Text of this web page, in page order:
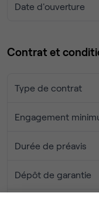
Date d'ouverture
Contrat et
Type de contrat
Engagement
Durée de préavis
Dépôt de garantie